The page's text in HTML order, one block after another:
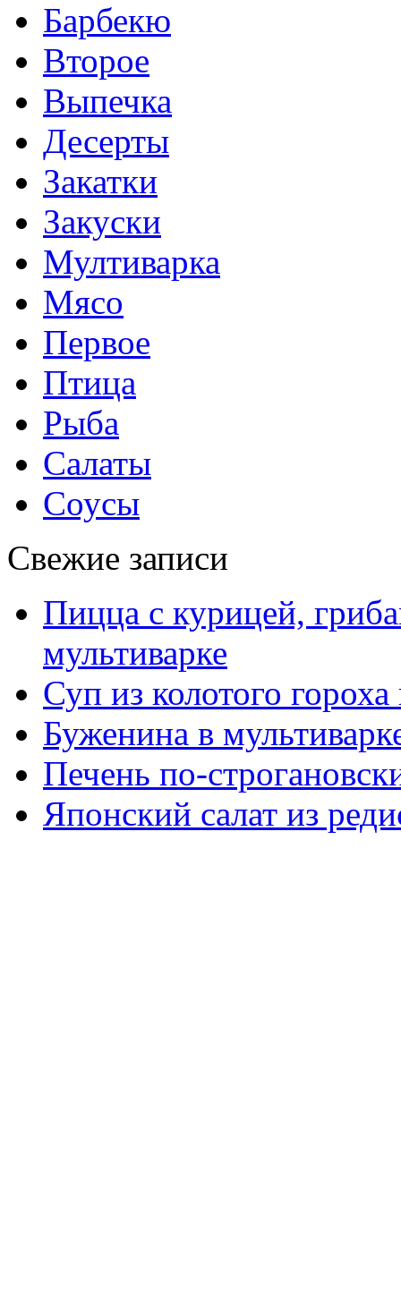
Барбекю
Второе
Выпечка
Десерты
Закатки
Закуски
Мултиварка
Мясо
Первое
Птица
Рыба
Салаты
Соусы
Свежие записи
Пицца с курицей,
мультиварке
Суп из колотого
Буженина в
Печень по-
Японский салат из